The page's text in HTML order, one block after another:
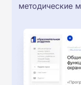
методические